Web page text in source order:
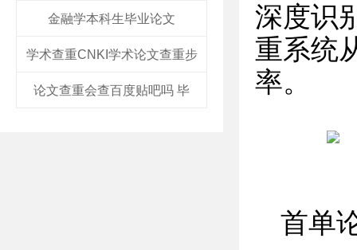
金融学本科生毕业论文
学术查重CNKI学术论文查重步
论文查重会查百度贴吧吗 毕
深度识
重系统
率。
首单